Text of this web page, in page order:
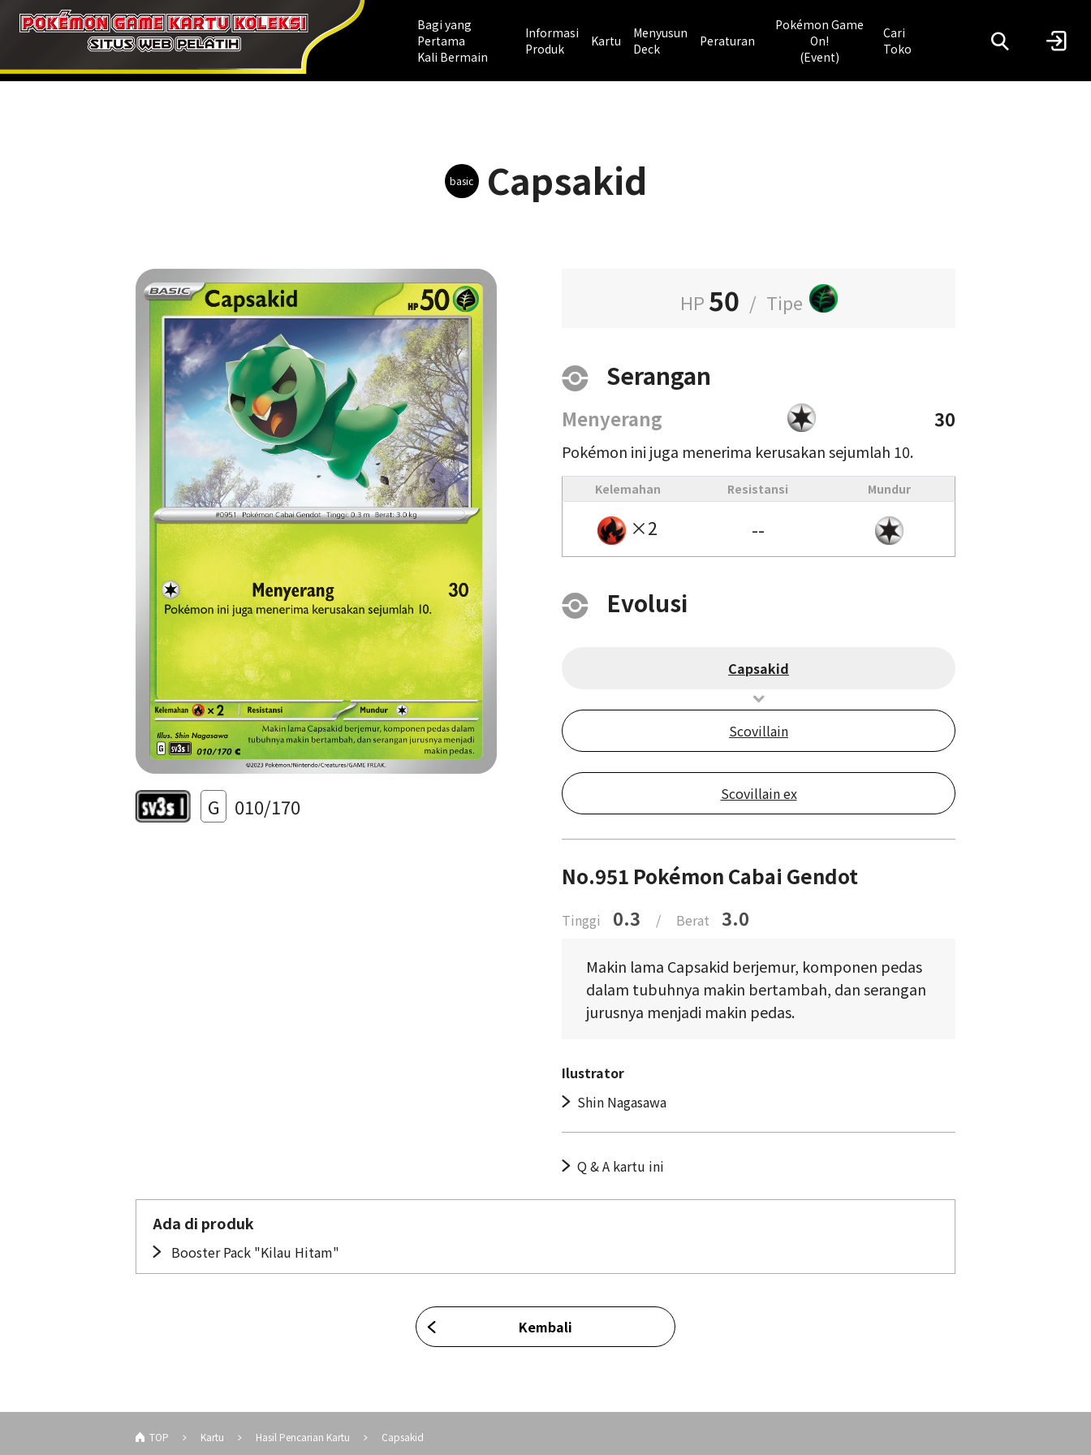
Bagi yang
Pertama
Kali Bermain
Informasi
Produk
Kartu
Menyusun
Deck
Peraturan
Pokémon Game
On!
(Event)
Cari
Toko
basic Capsakid
HP 50 / Tipe
Serangan
Menyerang 30
Pokémon ini juga menerima kerusakan sejumlah 10.
Kelemahan Resistansi Mundur
×2 --
G 010/170
Evolusi
Capsakid
Scovillain
Scovillain ex
No.951 Pokémon Cabai Gendot
Tinggi 0.3 / Berat 3.0
Makin lama Capsakid berjemur, komponen pedas
dalam tubuhnya makin bertambah, dan serangan
jurusnya menjadi makin pedas.
Ilustrator
Shin Nagasawa
Q & A kartu ini
Ada di produk
Booster Pack "Kilau Hitam"
Kembali
TOP Kartu Hasil Pencarian Kartu Capsakid